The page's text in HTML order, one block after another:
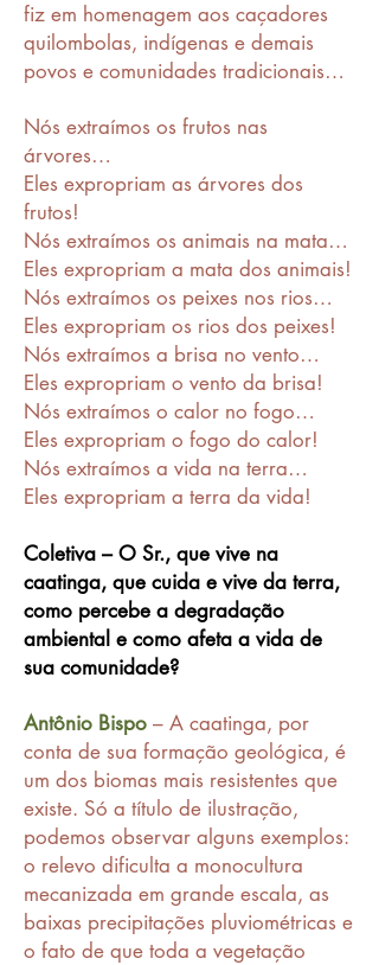
fiz em homenagem aos caçadores
quilombolas, indígenas e demais
povos e comunidades tradicionais…
Nós extraímos os frutos nas
árvores…
Eles expropriam as árvores dos
frutos!
Nós extraímos os animais na mata…
Eles expropriam a mata dos animais!
Nós extraímos os peixes nos rios…
Eles expropriam os rios dos peixes!
Nós extraímos a brisa no vento…
Eles expropriam o vento da brisa!
Nós extraímos o calor no fogo…
Eles expropriam o fogo do calor!
Nós extraímos a vida na terra…
Eles expropriam a terra da vida!
Coletiva – O Sr., que vive na
caatinga, que cuida e vive da terra,
como percebe a degradação
ambiental e como afeta a vida de
sua comunidade?
Antônio Bispo – A caatinga, por
conta de sua formação geológica, é
um dos biomas mais resistentes que
existe. Só a título de ilustração,
podemos observar alguns exemplos:
o relevo dificulta a monocultura
mecanizada em grande escala, as
baixas precipitações pluviométricas e
o fato de que toda a vegetação